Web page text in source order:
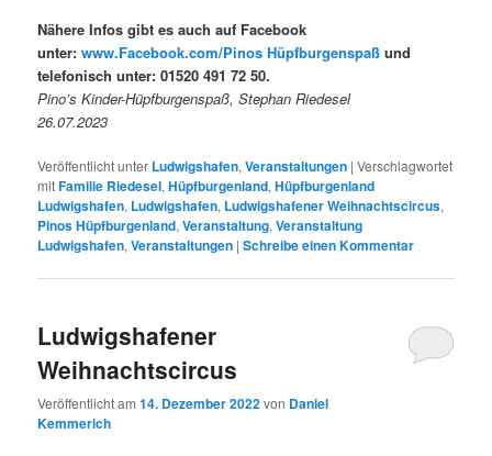
Nähere Infos gibt es auch auf Facebook
unter:www.Facebook.com/Pinos Hüpfburgenspaß und
telefonisch unter: 01520 491 72 50.
Pino’s Kinder-Hüpfburgenspaß, Stephan Riedesel
26.07.2023
Veröffentlicht unter Ludwigshafen,Veranstaltungen |Verschlagwortet
mitFamilie Riedesel,Hüpfburgenland,Hüpfburgenland
Ludwigshafen, Ludwigshafen, Ludwigshafener Weihnachtscircus,
Pinos Hüpfburgenland,Veranstaltung,Veranstaltung
Ludwigshafen,Veranstaltungen |Schreibe einen Kommentar
Ludwigshafener
Weihnachtscircus
Veröffentlicht am14. Dezember 2022von Daniel
Kemmerich